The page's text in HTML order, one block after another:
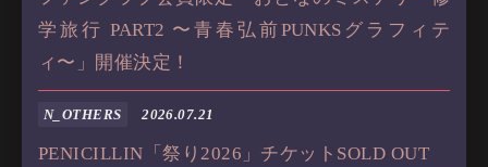
学旅行 PART2 〜青春弘前PUNKSグラフィテ
ィ〜」開催決定！
N_OTHERS 2026.07.21
PENICILLIN「祭り2026」チケットSOLD OUT